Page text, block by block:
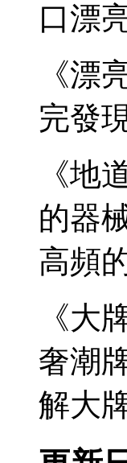
口漂
《漂
完發
《地
的器
高頻
《大
奢潮
解大